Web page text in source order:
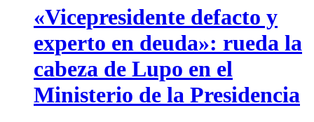
«Vicepresidente defacto y
experto en deuda»: rueda la
cabeza de Lupo en el
Ministerio de la Presidencia